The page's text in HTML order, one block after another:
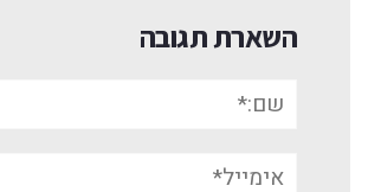
השארת תגובה
אימייל*